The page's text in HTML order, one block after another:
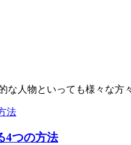
な人物といっても様々な
4つの方法